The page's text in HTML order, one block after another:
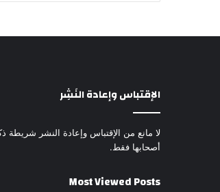
الإقتباس وإعادة النَشِر
لا مانع من الإقتباس وإعادة النشر شريطة
أصحابها فقط.
Most Viewed Posts